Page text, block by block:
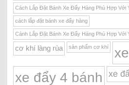
Cách Lắp Đặt Bánh Xe Đẩy Hàng Phù Hợp Với
cách lắp đặt bánh xe đẩy hàng
Cánh Lắp Đặt Bánh Xe Đẩy Hàng Phù Hợp Với
cơ khí làng rùa sản phẩm cơ khí
xe đẩy 4 bánh
xe